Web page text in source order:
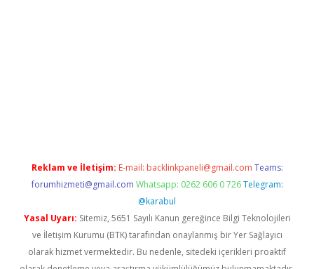
Reklam ve İletişim: E-mail: backlinkpaneli@gmail.com Teams:
forumhizmeti@gmail.com Whatsapp: 0262 606 0 726 Telegram:
@karabul
Yasal Uyarı: Sitemiz, 5651 Sayılı Kanun gereğince Bilgi Teknolojileri
ve İletişim Kurumu (BTK) tarafından onaylanmış bir Yer Sağlayıcı
olarak hizmet vermektedir. Bu nedenle, sitedeki içerikleri proaktif